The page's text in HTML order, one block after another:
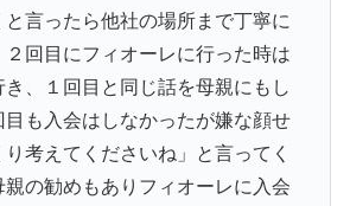
言ったら他社の場所まで丁寧に
回目にフィオーレに行った時は
、１回目と同じ話を母親にもし
目も入会はしなかったが嫌な顔せ
考えてくださいね」と言ってく
親の勧めもありフィオーレに入会